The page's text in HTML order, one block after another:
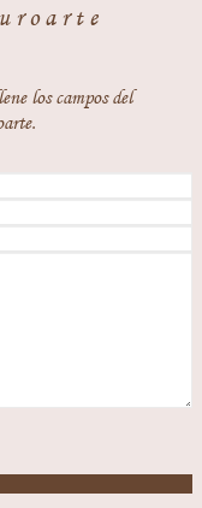
los campos del